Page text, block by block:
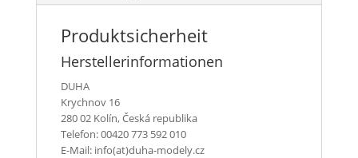
Produktsicherheit
Herstellerinformationen
DUHA
Krychnov 16
280 02 Kolín, Česká republika
Telefon: 00420 773 592 010
E-Mail: info(at)duha-modely.cz